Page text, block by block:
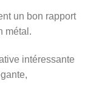
un bon rapport
métal.
intéressante